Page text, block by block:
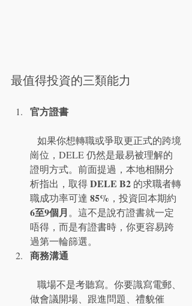
最值得投資的三類能力
官方證書
崗位，DELE 仍然是最易被理解的
證明方式。前面提過，本地相關分
析指出，取得 DELE B2 的求職者轉
職成功率可達 85% ，投資回本期約
6至9個月 。這不是說冇證書就一定
唔得，而是有證書時，你更容易跨
過第一輪篩選。
商務溝通
做會議開場、跟進問題、禮貌催